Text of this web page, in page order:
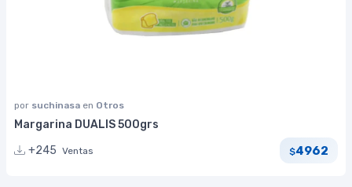
por suchinasa en Otros
Margarina DUALIS 500grs
+245 Ventas $4962